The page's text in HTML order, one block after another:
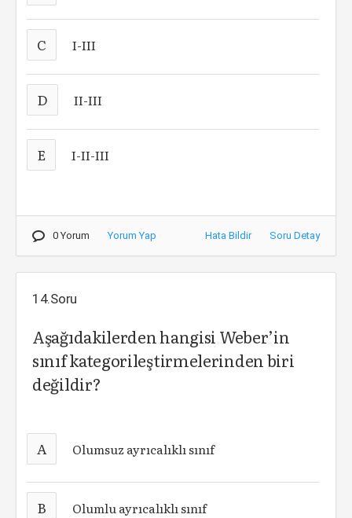
C I-III
D II-III
E I-II-III
0 Yorum Yorum Yap Hata Bildir Soru Detay
14.Soru
Aşağıdakilerden hangisi Weber’in
sınıf kategorileştirmelerinden biri
değildir?
A Olumsuz ayrıcalıklı sınıf
B Olumlu ayrıcalıklı sınıf